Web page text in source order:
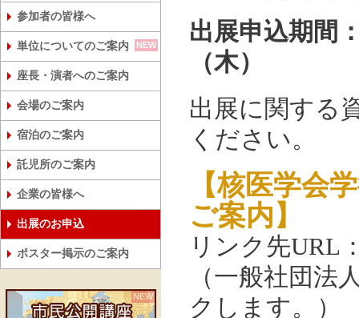
参加者の皆様へ
単位についてのご案内 NEW
座長・演者へのご案内
会場のご案内
宿泊のご案内
託児所のご案内
企業の皆様へ
出展のお申込
ポスター掲示のご案内
NEW
出展申込期間
（木）
出展に関する
ください。
【核医学会
ご案内】
リンク先URL
（一般社団
クします。）